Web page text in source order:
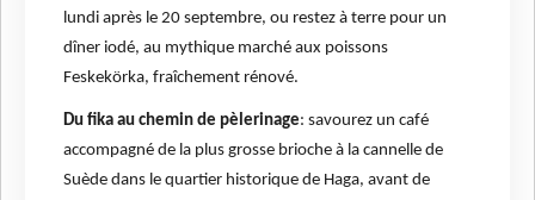
lundi après le 20 septembre, ou restez à terre pour un
dîner iodé, au mythique marché aux poissons
Feskekörka, fraîchement rénové.
Du fika au chemin de pèlerinage: savourez un café
accompagné de la plus grosse brioche à la cannelle de
Suède dans le quartier historique de Haga, avant de